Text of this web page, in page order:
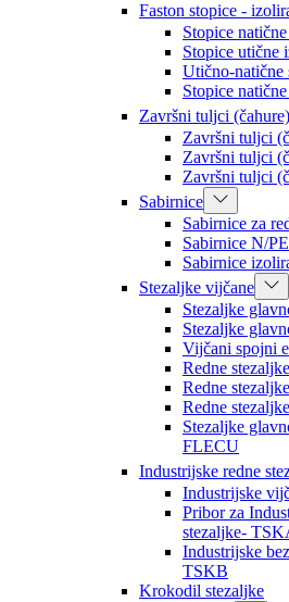
Faston stopice -
Stopice
Stopice utične
Utično-natične
Stopice
Završni tuljci (čahure)
Završni tuljci
Završni tuljci
Završni tuljci
Sabirnice
Sabirnice za
Sabirnice N/
Sabirnice
Stezaljke vijčane
Stezaljke
Stezaljke
Vijčani spojni
Redne
Redne
Redne
Stezaljke
FLECU
Industrijske redne
Industrijske
Pribor za
stezaljke-
Industrijske
TSKB
Krokodil stezaljke